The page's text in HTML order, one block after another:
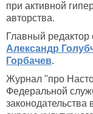
при активной
авторства.
Главный
Александр
Горбачев.
Журнал "про
Федеральной